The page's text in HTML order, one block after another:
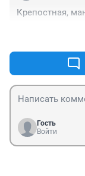
Крепостная,
Гость
Войти